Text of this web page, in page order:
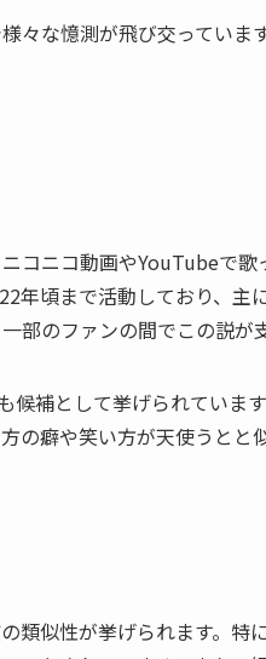
々な憶測が飛び交っていま
コニコ動画やYouTubeで
年頃まで活動しており、
部のファンの間でこの説が
補として挙げられていま
癖や笑い方が天使うとと
類似性が挙げられます。特